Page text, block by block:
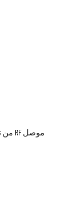
موصل RF من نوع N ذكر زاوية يمين RA L للكابل RG8 WTR400